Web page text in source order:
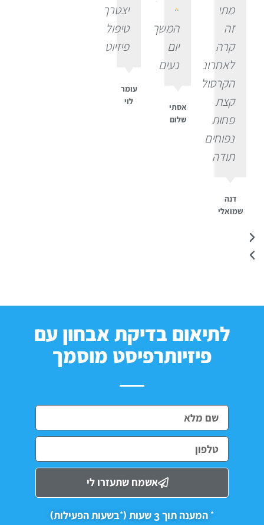
מתי
זה
קרה
לאחרונה.
הקרסוליים
קצת
פחות
נפוחים.
תודה
דנה
שמואלי
המשך
יום
נעים
אסתי
שלום
יצטרך
טיפול
פיזיוטרפי.
עומר
לוי
לתיאום בדיקת אבחון עם
פיזיותרפיסט מוסמך
אשמח שתעזרו לי
* המענה תוך 3 שעות (*בשעות הפעילות)